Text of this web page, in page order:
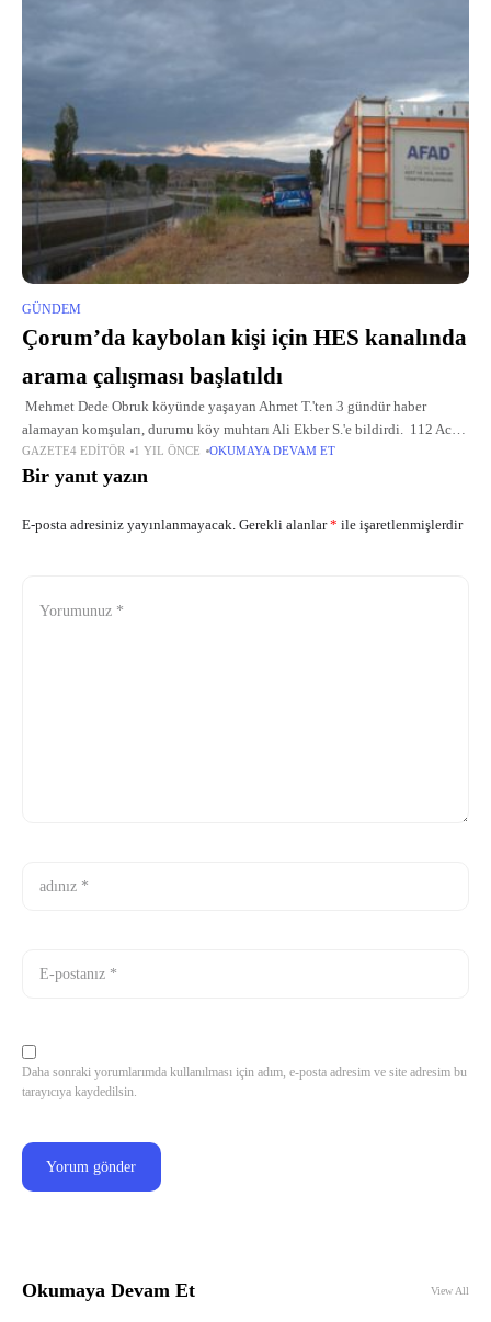
GÜNDEM
Çorum’da kaybolan kişi için HES kanalında
arama çalışması başlatıldı
Mehmet Dede Obruk köyünde yaşayan Ahmet T.'ten 3 gündür haber
alamayan komşuları, durumu köy muhtarı Ali Ekber S.'e bildirdi. 112 Acil
Çağrı Merkezi'ni arayarak yardım isteyen Ali Ekber
GAZETE4 EDITÖR 1 YIL ÖNCE OKUMAYA DEVAM ET
Bir yanıt yazın
E-posta adresiniz yayınlanmayacak. Gerekli alanlar* ile işaretlenmişlerdir
Daha sonraki yorumlarımda kullanılması için adım, e-posta adresim ve site adresim bu
tarayıcıya kaydedilsin.
Okumaya Devam Et View All